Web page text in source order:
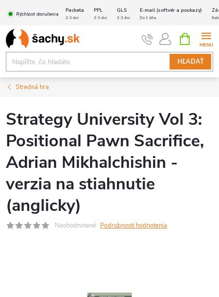
obsah
Rýchlosť doručenia
Packeta PPL GLS E-mail (softvér a poukazy)
2-3 dni 2-3 dni 2-3 dni Do 1 dňa
HĽADAŤ
KOŠÍK
Stredná hra
Strategy University Vol 3:
Positional Pawn Sacrifice,
Adrian Mikhalchishin -
verzia na stiahnutie
(anglicky)
Neohodnotené Podrobnosti hodnotenia